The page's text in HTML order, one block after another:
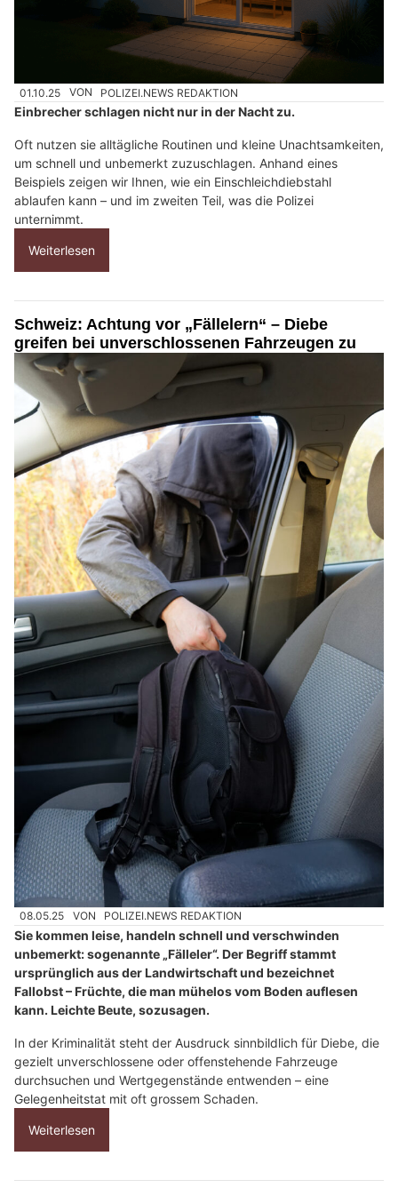
01.10.25 VON POLIZEI.NEWS REDAKTION
Einbrecher schlagen nicht nur in der Nacht zu.
Oft nutzen sie alltägliche Routinen und kleine Unachtsamkeiten,
um schnell und unbemerkt zuzuschlagen. Anhand eines
Beispiels zeigen wir Ihnen, wie ein Einschleichdiebstahl
ablaufen kann – und im zweiten Teil, was die Polizei
unternimmt.
Weiterlesen
Schweiz: Achtung vor „Fällelern“ – Diebe
greifen bei unverschlossenen Fahrzeugen zu
08.05.25 VON POLIZEI.NEWS REDAKTION
Sie kommen leise, handeln schnell und verschwinden
unbemerkt: sogenannte „Fälleler“. Der Begriff stammt
ursprünglich aus der Landwirtschaft und bezeichnet
Fallobst – Früchte, die man mühelos vom Boden auflesen
kann. Leichte Beute, sozusagen.
In der Kriminalität steht der Ausdruck sinnbildlich für Diebe, die
gezielt unverschlossene oder offenstehende Fahrzeuge
durchsuchen und Wertgegenstände entwenden – eine
Gelegenheitstat mit oft grossem Schaden.
Weiterlesen